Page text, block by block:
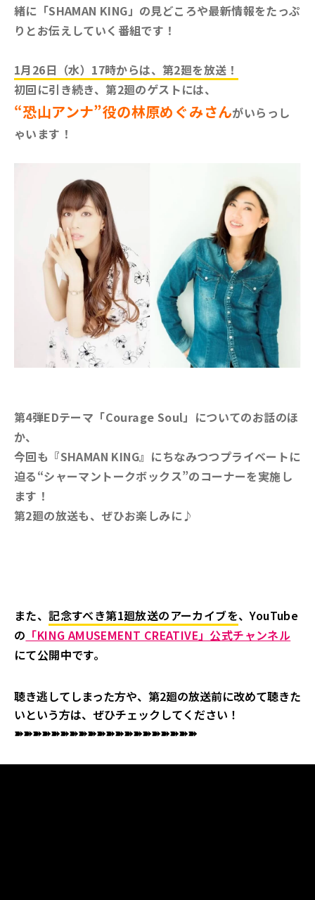
緒に「SHAMAN KING」の見どころや最新情報をたっぷ
りとお伝えしていく番組です！
1月26日（水）17時からは、第2廻を放送！
初回に引き続き、第2廻のゲストには、
“恐山アンナ”役の林原めぐみさんがいらっし
ゃいます！
第4弾EDテーマ「Courage Soul」についてのお話のほ
か、
今回も『SHAMAN KING』にちなみつつプライベートに
迫る“シャーマントークボックス”のコーナーを実施し
ます！
第2廻の放送も、ぜひお楽しみに♪
また、記念すべき第1廻放送のアーカイブを、YouTube
の 「KING AMUSEMENT CREATIVE」公式チャンネル
にて公開中です。
聴き逃してしまった方や、第2廻の放送前に改めて聴きた
いという方は、ぜひチェックしてください！
➽➽➽➽➽➽➽➽➽➽➽➽➽➽➽➽➽➽➽➽